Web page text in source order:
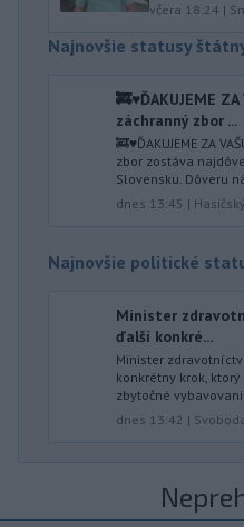
včera 18:24 |
Najnovšie statusy
🚒♥️ĎAKUJEME ZA
záchranný zbor ...
🚒♥️ĎAKUJEME ZA
zbor zostáva
Slovensku. Dôveru
dnes 13:45 |
Najnovšie politické
Minister
ďalší konkré...
Minister
konkrétny krok,
zbytočné
dnes 13:42 |